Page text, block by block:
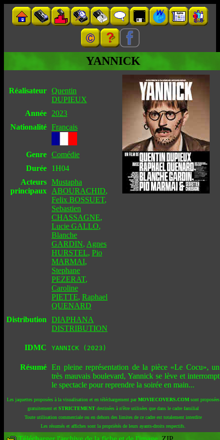
YANNICK
Réalisateur Quentin
DUPIEUX
Année
2023
Nationalité Français
Genre Comédie
Durée
1H04
Acteurs
principaux
Mustapha
ABOURACHID,
Felix BOSSUET,
Sebastien
CHASSAGNE,
Lucie GALLO,
Blanche
GARDIN, Agnes
HURSTEL, Pio
MARMAI,
Stephane
PEZERAT,
Caroline
PIETTE, Raphael
QUENARD
Distribution
DIAPHANA
DISTRIBUTION
IDMC YANNICK (2023)
Résumé En pleine représentation de la pièce «Le Cocu», un
très mauvais boulevard, Yannick se lève et interrompt
le spectacle pour reprendre la soirée en main...
Les jaquettes proposées à la visualisation et en téléchargement parMOVIECOVERS.COMsont proposées
gratuitement et STRICTEMENTdestinées à n'être utilisées que dans le cadre familial
Toute utilisation commerciale ou en dehors des limites de ce cadre est totalement interdite
Les résumés et affiches sont la propriétés de leurs ayants-droits respectifs.